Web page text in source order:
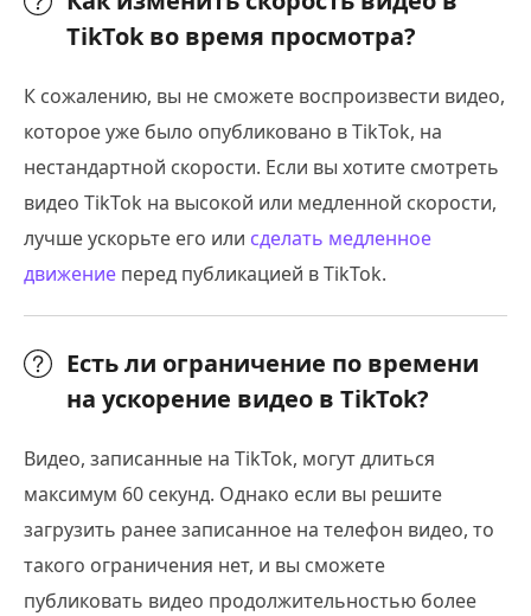
TikTok во время просмотра?
К сожалению, вы не сможете воспроизвести видео,
которое уже было опубликовано в TikTok, на
нестандартной скорости. Если вы хотите смотреть
видео TikTok на высокой или медленной скорости,
лучше ускорьте его или сделать медленное
движение перед публикацией в TikTok.
Есть ли ограничение по времени
на ускорение видео в TikTok?
Видео, записанные на TikTok, могут длиться
максимум 60 секунд. Однако если вы решите
загрузить ранее записанное на телефон видео, то
такого ограничения нет, и вы сможете
публиковать видео продолжительностью более